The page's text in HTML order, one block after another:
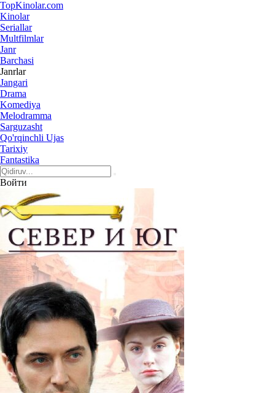
TopKinolar.com
Kinolar
Seriallar
Multfilmlar
Janr
Barchasi
Janrlar
Jangari
Drama
Komediya
Melodramma
Sarguzasht
Qo'rqinchli Ujas
Tarixiy
Fantastika
Войти